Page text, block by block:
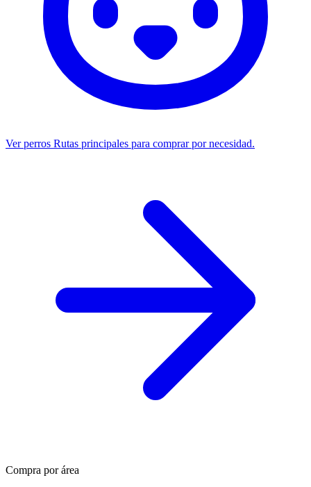
Ver perros Rutas principales para comprar por necesidad.
Compra por área